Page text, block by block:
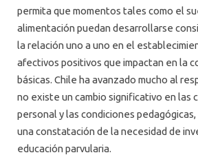
permita que momentos tales como el
alimentación puedan desarrollarse
la relación uno a uno en el
afectivos positivos que impactan en la
básicas. Chile ha avanzado mucho al
no existe un cambio significativo en las
personal y las condiciones
una constatación de la necesidad de
educación parvularia.